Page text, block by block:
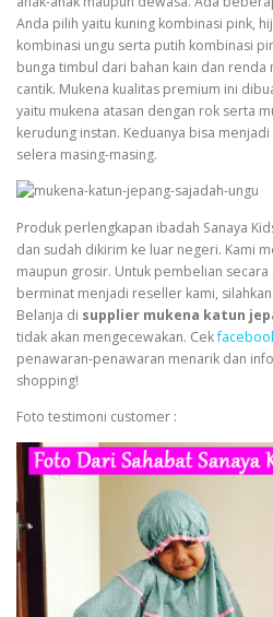
Anda pilih yaitu kuning kombinasi pink,
kombinasi ungu serta putih kombinasi
bunga timbul dari bahan kain dan renda
cantik. Mukena kualitas premium ini
yaitu mukena atasan dengan rok serta
kerudung instan. Keduanya bisa
selera masing-masing.
Produk perlengkapan ibadah Sanaya
dan sudah dikirim ke luar negeri. Kami
maupun grosir. Untuk pembelian
berminat menjadi reseller kami,
Belanja di supplier mukena katun
tidak akan mengecewakan. Cek
penawaran-penawaran menarik dan
shopping!
Foto testimoni customer :